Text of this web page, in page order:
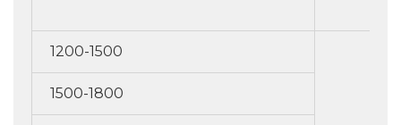
1200-1500
1500-1800